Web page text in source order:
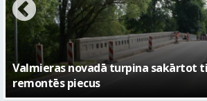
No pagaidu teātra līdz laikmetīgās
– kā attīstīsies “Kurtuve”